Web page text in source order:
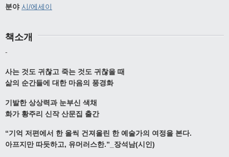
분야 시/에세이
책소개
-
사는 것도 귀찮고 죽는 것도 귀찮을 때
삶의 순간들에 대한 마음의 풍경화
기발한 상상력과 눈부신 색채
화가 황주리 신작 산문집 출간
“기억 저편에서 한 올씩 건져올린 한 예술가의 여정을 본다.
아프지만 따듯하고, 유머러스한.”_장석남(시인)